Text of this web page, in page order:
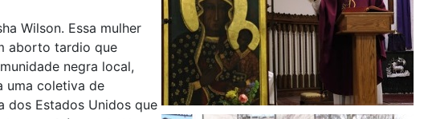
Wilson. Essa mulher
aborto tardio que
negra local,
uma coletiva de
dos Estados Unidos que